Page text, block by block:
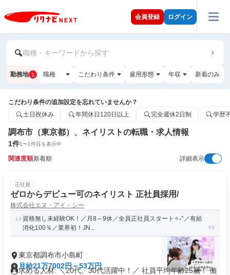
会員登録 ログイン
職種・キーワードから探す
勤務地 1 職種 こだわり条件 雇用形態 年収 新着のみ
こだわり条件の追加設定を忘れていませんか？
土日祝休み
年間休日120日以上 完全週休2日制 学歴
調布市（東京都）、ネイリストの転職・求人情報
1件1〜1件目を表示中
関連度順新着順 詳細表示
正社員
ゼロからデビュー可のネイリスト 正社員採用/
株式会社エヌ・アイ・シー
資格無し未経験OK！／月8～9休／全員正社員スタート✧˖°／有給
消化100％／業界初！JN...
東京都調布市小島町
月給21万7002円～53万円
求める人材: ＼20代、30代活躍中！／ 社員平均年齢25歳！ 働